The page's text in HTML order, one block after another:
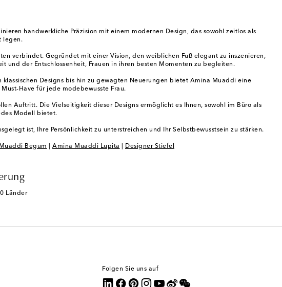
handwerkliche Präzision mit einem modernen Design, das sowohl zeitlos als
legen.
verbindet. Gegründet mit einer Vision, den weiblichen Fuß elegant zu inszenieren,
und der Entschlossenheit, Frauen in ihren besten Momenten zu begleiten.
Designs bis hin zu gewagten Neuerungen bietet Amina Muaddi eine
Have für jede modebewusste Frau.
Auftritt. Die Vielseitigkeit dieser Designs ermöglicht es Ihnen, sowohl im Büro als
Modell bietet.
ist, Ihre Persönlichkeit zu unterstreichen und Ihr Selbstbewusstsein zu stärken.
Begum Amina Muaddi Lupita Designer Stiefel
Länder
Folgen Sie uns auf